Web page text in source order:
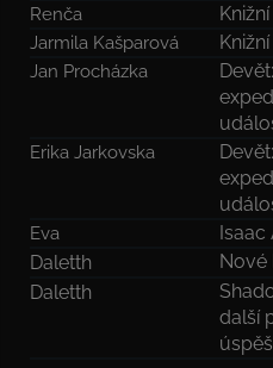
Renča
Jarmila Kašparová
Jan Procházka
Erika Jarkovska
Eva
Isaac
Daletth
Nové
Daletth
další